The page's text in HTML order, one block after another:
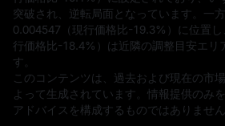
突破され、逆転局面となっています。一
0.004547（現行価格比-19.3%）に位置
行価格比-18.4%）は近隣の調整目安エリ
す。
このコンテンツは、過去および現在の市
よって生成されています。情報提供のみ
アドバイスを構成するものではありません